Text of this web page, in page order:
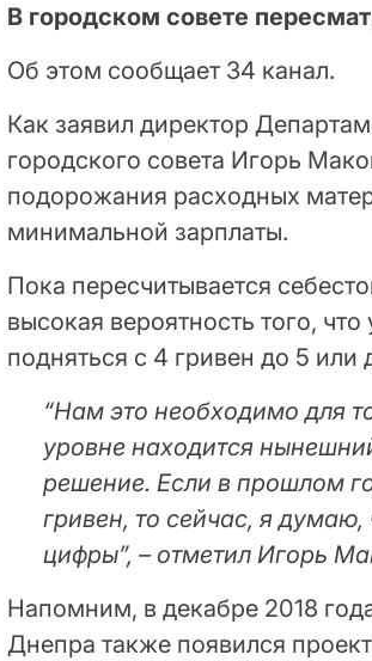
В городском совете
Об этом сообщает 34 канал.
Как заявил директор
городского совета Игорь
подорожания расходных
минимальной зарплаты.
Пока пересчитывается
высокая вероятность того,
подняться с 4 гривен до 5 или
“Нам это необходимо для
уровне находится
решение. Если в прошлом
гривен, то сейчас, я
цифры”, – отметил Игорь
Напомним, в декабре 2018
Днепра также появился